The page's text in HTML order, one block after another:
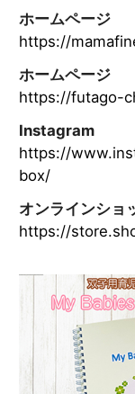
ホームページ
https://
ホームページ
https://futago-
Instagram
https://
box/
オンラインショ
https://